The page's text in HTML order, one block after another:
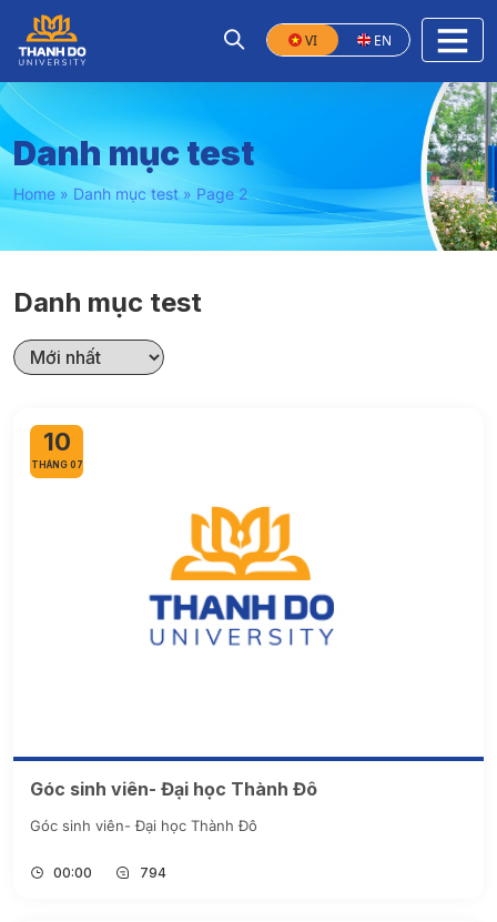
VI EN
Danh mục test
Home » Danh mục test » Page 2
Danh mục test
10
THÁNG 07
Góc sinh viên- Đại học Thành Đô
Góc sinh viên- Đại học Thành Đô
00:00 794